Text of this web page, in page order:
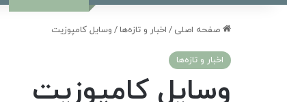
صفحه اصلی / اخبار و تازه‌ها / وسایل کامپوزیت
اخبار و تازه‌ها
وسایل کامپوزیت